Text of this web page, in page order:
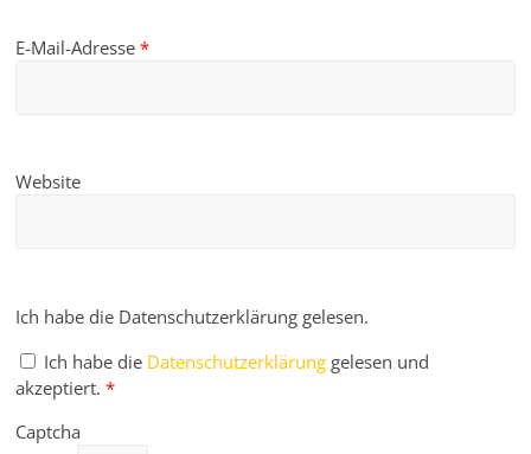
E-Mail-Adresse*
Website
Ich habe die Datenschutzerklärung gelesen.
Ich habe die Datenschutzerklärung gelesen und
akzeptiert. *
Captcha